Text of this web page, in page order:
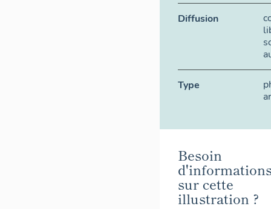
Diffusion
Type
Besoin
sur cette
illustration ?